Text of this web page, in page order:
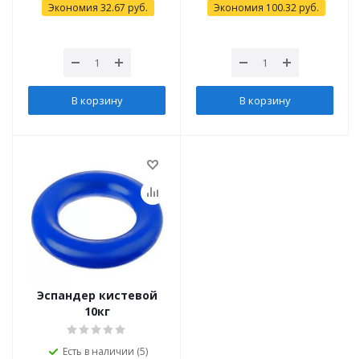
Экономия 32.67 руб.
В корзину
Экономия 100.32руб.
В корзину
Эспандер кистевой
10кг
Есть в наличии (5)